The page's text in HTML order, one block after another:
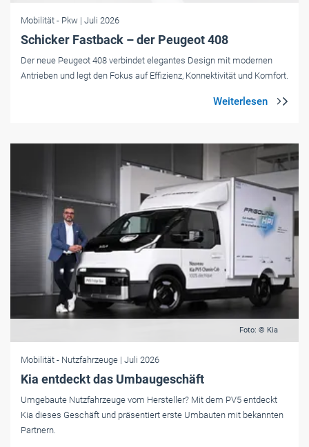
Mobilität - Pkw | Juli 2026
Schicker Fastback – der Peugeot 408
Der neue Peugeot 408 verbindet elegantes Design mit modernen
Antrieben und legt den Fokus auf Effizienz, Konnektivität und Komfort.
Foto: © Kia
Mobilität - Nutzfahrzeuge | Juli 2026
Kia entdeckt das Umbaugeschäft
Umgebaute Nutzfahrzeuge vom Hersteller? Mit dem PV5 entdeckt
Kia dieses Geschäft und präsentiert erste Umbauten mit bekannten
Partnern.